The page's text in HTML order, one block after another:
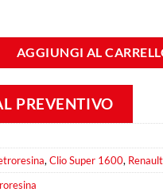
AGGIUNGI AL
PREVENTIVO
, Clio Super 1600, Renault